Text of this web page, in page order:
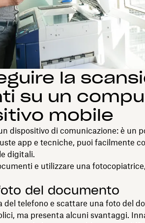
la
su un
mobile
dispositivo di comunicazione: è un
app e tecniche, puoi facilmente
digitali.
e utilizzare una
del documento
del telefono e scattare una foto del
ma presenta alcuni svantaggi.